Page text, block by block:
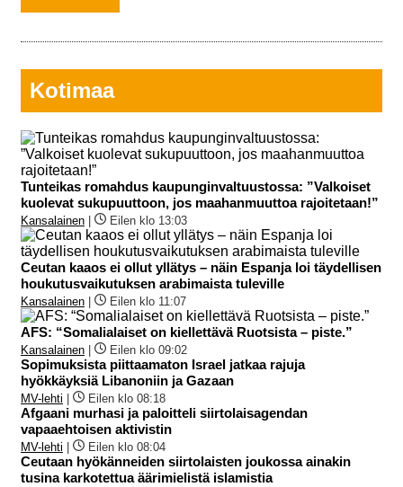
Kotimaa
Tunteikas romahdus kaupunginvaltuustossa: ”Valkoiset
kuolevat sukupuuttoon, jos maahanmuuttoa rajoitetaan!”
Kansalainen Eilen klo 13:03
Ceutan kaaos ei ollut yllätys – näin Espanja loi täydellisen
houkutusvaikutuksen arabimaista tuleville
Kansalainen Eilen klo 11:07
AFS: “Somalialaiset on kiellettävä Ruotsista – piste.”
Kansalainen Eilen klo 09:02
Sopimuksista piittaamaton Israel jatkaa rajuja
hyökkäyksiä Libanoniin ja Gazaan
MV-lehti Eilen klo 08:18
Afgaani murhasi ja paloitteli siirtolaisagendan
vapaaehtoisen aktivistin
MV-lehti Eilen klo 08:04
Ceutaan hyökänneiden siirtolaisten joukossa ainakin
tusina karkotettua äärimielistä islamistia